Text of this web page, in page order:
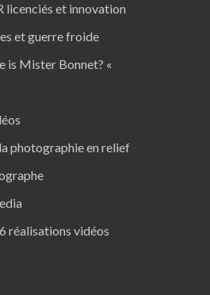
licenciés et innovation
et guerre froide
is Mister Bonnet? «
photographie en relief
réalisations vidéos